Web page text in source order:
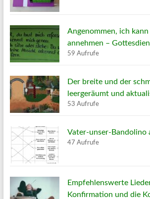
Angenommen, ich
annehmen –
59 Aufrufe
Der breite und der
leergeräumt und
53 Aufrufe
Vater-unser-Bandolino
47 Aufrufe
Empfehlenswerte
Konfirmation und die